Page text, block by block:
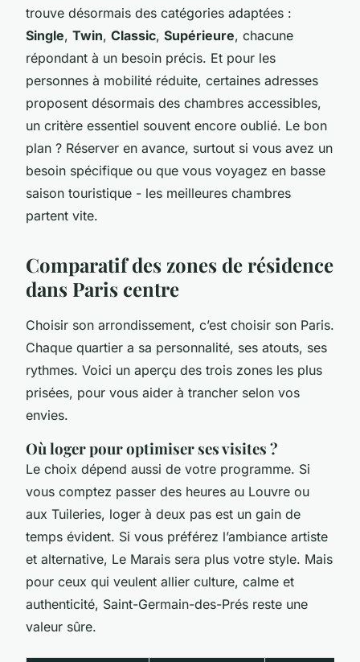
trouve désormais des catégories adaptées :
Single, Twin, Classic, Supérieure, chacune
répondant à un besoin précis. Et pour les
personnes à mobilité réduite, certaines adresses
proposent désormais des chambres accessibles,
un critère essentiel souvent encore oublié. Le bon
plan ? Réserver en avance, surtout si vous avez un
besoin spécifique ou que vous voyagez en basse
saison touristique - les meilleures chambres
partent vite.
Comparatif des zones de résidence
dans Paris centre
Choisir son arrondissement, c’est choisir son Paris.
Chaque quartier a sa personnalité, ses atouts, ses
rythmes. Voici un aperçu des trois zones les plus
prisées, pour vous aider à trancher selon vos
envies.
Où loger pour optimiser ses visites ?
Le choix dépend aussi de votre programme. Si
vous comptez passer des heures au Louvre ou
aux Tuileries, loger à deux pas est un gain de
temps évident. Si vous préférez l’ambiance artiste
et alternative, Le Marais sera plus votre style. Mais
pour ceux qui veulent allier culture, calme et
authenticité, Saint-Germain-des-Prés reste une
valeur sûre.